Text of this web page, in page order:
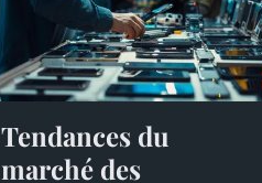
Tendances du
marché des